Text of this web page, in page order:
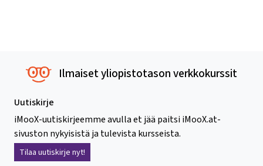
Ilmaiset yliopistotason verkkokurssit
Uutiskirje
iMooX-uutiskirjeemme avulla et jää paitsi iMooX.at-
sivuston nykyisistä ja tulevista kursseista.
Tilaa uutiskirje nyt!